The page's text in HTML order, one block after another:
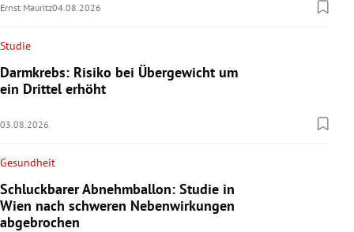
Ernst Mauritz04.08.2026
Studie
Darmkrebs: Risiko bei Übergewicht um
ein Drittel erhöht
03.08.2026
Gesundheit
Schluckbarer Abnehmballon: Studie in
Wien nach schweren Nebenwirkungen
abgebrochen